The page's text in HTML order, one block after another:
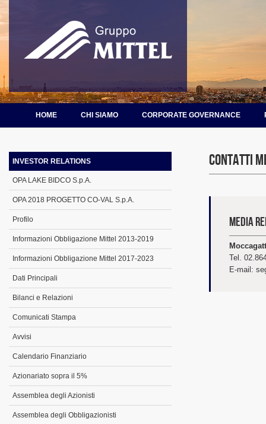
HOME CHI SIAMO CORPORATE GOVERNANCE
Contatti
Media
Tel.
E-mail:
INVESTOR RELATIONS
OPA LAKE BIDCO S.p.A.
OPA 2018 PROGETTO CO-VAL S.p.A.
Profilo
Informazioni Obbligazione Mittel 2013-2019
Informazioni Obbligazione Mittel 2017-2023
Dati Principali
Bilanci e Relazioni
Comunicati Stampa
Avvisi
Calendario Finanziario
Azionariato sopra il 5%
Assemblea degli Azionisti
Assemblea degli Obbligazionisti